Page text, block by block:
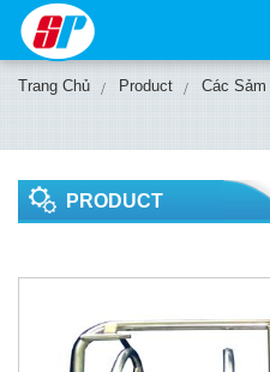
Trang Chủ Product Các
PRODUCT